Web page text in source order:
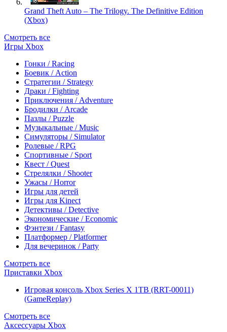
Grand Theft Auto – The Trilogy. The Definitive Edition
(Xbox)
Смотреть все
Игры Xbox
Гонки / Racing
Боевик / Action
Стратегии / Strategy
Драки / Fighting
Приключения / Adventure
Бродилки / Arcade
Пазлы / Puzzle
Музыкальные / Music
Симуляторы / Simulator
Ролевые / RPG
Спортивные / Sport
Квест / Quest
Стрелялки / Shooter
Ужасы / Horror
Игры для детей
Игры для Kinect
Детективы / Detective
Экономические / Economic
Фэнтези / Fantasy
Платформер / Platformer
Для вечеринок / Party
Смотреть все
Приставки Xbox
Игровая консоль Xbox Series X 1TB (RRT-00011)
(GameReplay)
Смотреть все
Аксессуары Xbox